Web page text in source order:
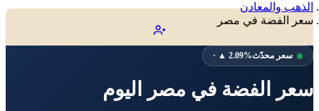
الذهب والمعادن
سعر الفضة في مصر
سعر محدّث· ▲ 2.09%
سعر الفضة في مصر اليوم